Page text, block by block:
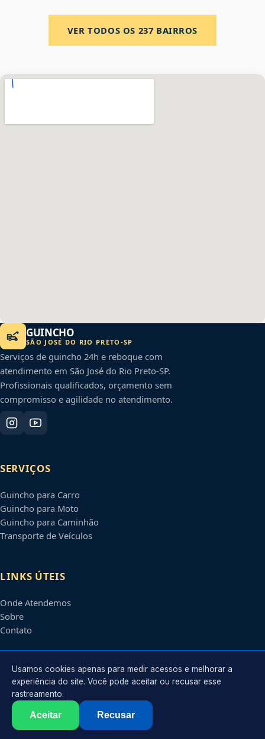
VER TODOS OS 237 BAIRROS
GUINCHO
SÃO JOSÉ DO RIO PRETO -SP
Serviços de guincho 24h e reboque com
atendimento em São José do Rio Preto-SP.
Profissionais qualificados, orçamento sem
compromisso e agilidade no atendimento.
SERVIÇOS
Guincho para Carro
Guincho para Moto
Guincho para Caminhão
Transporte de Veículos
LINKS ÚTEIS
Onde Atendemos
Sobre
Contato
CONTATO
Atendimento em
contato@guinchosaojosedoriopreto.com.br
2026 São José do Rio Preto SP
Usamos cookies apenas para medir acessos e melhorar a
experiência do site. Você pode aceitar ou recusar esse
rastreamento.
Aceitar Recusar